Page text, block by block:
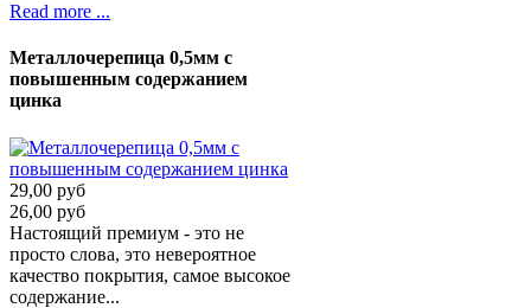
Read more ...
Металлочерепица 0,5мм с
повышенным содержанием
цинка
29,00 руб
26,00 руб
Настоящий премиум - это не
просто слова, это невероятное
качество покрытия, самое высокое
содержание...